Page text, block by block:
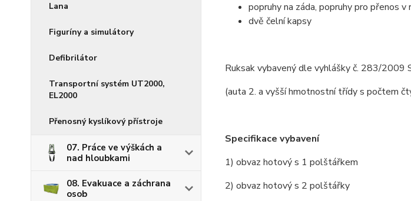
Lana
Figuríny a simulátory
Defibrilátor
Transportní systém UT2000,
EL2000
Přenosný kyslíkový přístroje
07. Práce ve výškách a
nad hloubkami
08. Evakuace a záchrana
osob
popruhy na záda, popruhy pro přenos v
dvě čelní kapsy
Ruksak vybavený dle vyhlášky č. 283/2009
(auta 2. a vyšší hmotnostní třídy s počtem
Specifikace vybavení
1) obvaz hotový s 1
2) obvaz hotový s 2